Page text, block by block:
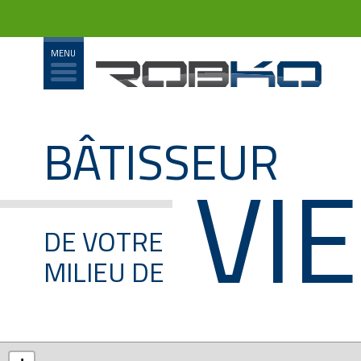
BÂTISSEUR
DE VOTRE
MILIEU DE VIE